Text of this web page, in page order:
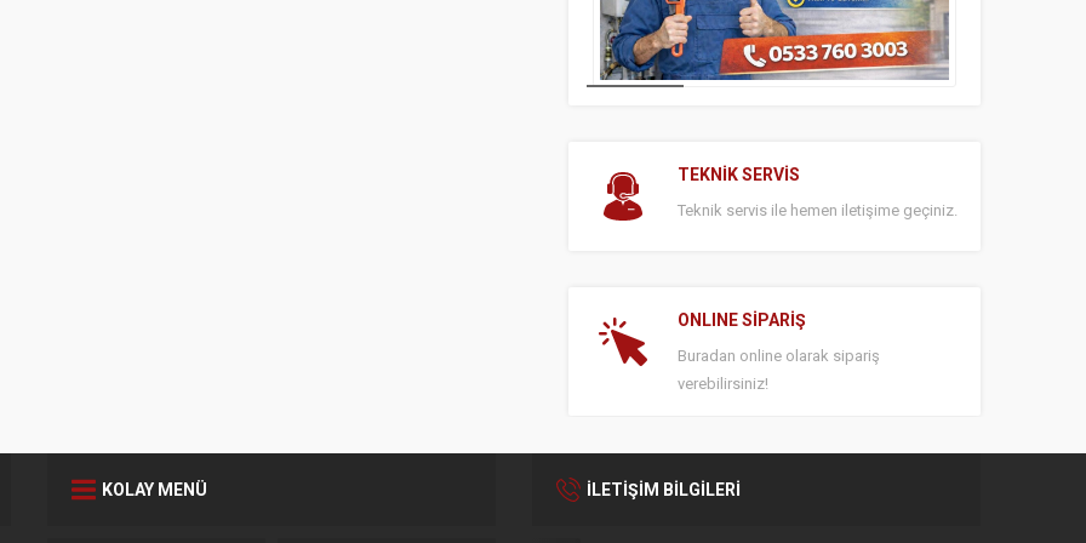
TEKNİK SERVİS
Teknik servis ile hemen iletişime geçiniz.
ONLINE SİPARİŞ
Buradan online olarak sipariş
verebilirsiniz!
KOLAY MENÜ İLETİŞİM BİLGİLERİ